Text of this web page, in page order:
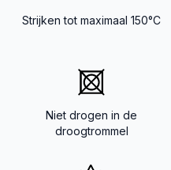
Strijken tot maximaal 150°C
Niet drogen in de
droogtrommel